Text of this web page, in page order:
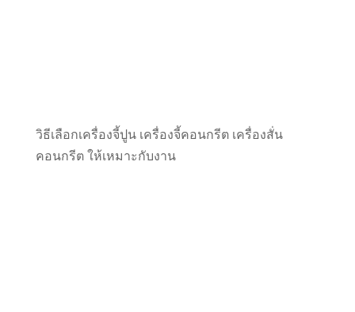
วิธีเลือกเครื่องจี้ปูน เครื่องจี้คอนกรีต เครื่องสั่น
คอนกรีต ให้เหมาะกับงาน